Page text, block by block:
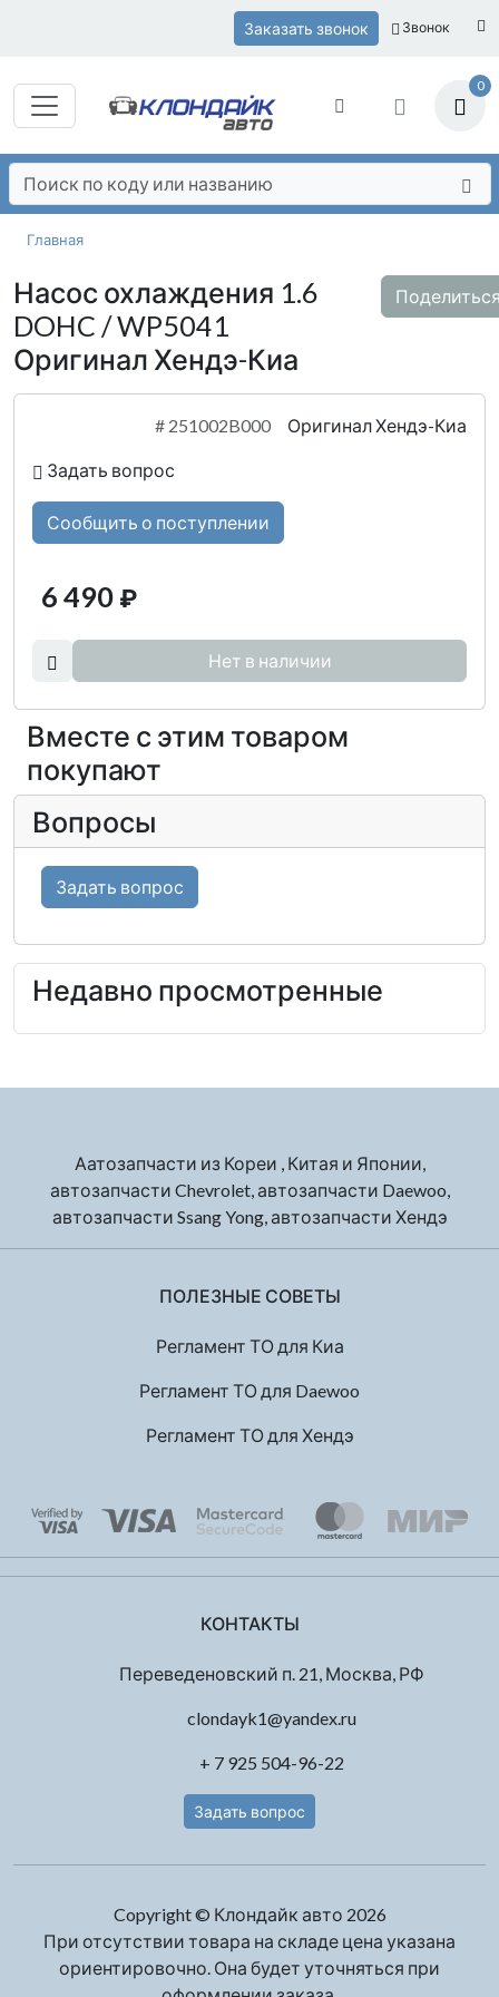
Заказать звонок Звонок
0
Главная
Насос охлаждения 1.6
DOHC / WP5041
Оригинал Хендэ-Киа
# 251002B000 Оригинал Хендэ-Киа
Задать вопрос
Сообщить о поступлении
6 490 ₽
Нет в наличии
Вместе с этим товаром
покупают
Вопросы
Задать вопрос
Недавно просмотренные
Аатозапчасти из Кореи , Китая и Японии,
автозапчасти Chevrolet, автозапчасти Daewoo,
автозапчасти Ssang Yong, автозапчасти Хендэ
ПОЛЕЗНЫЕ СОВЕТЫ
Регламент ТО для Киа
Регламент ТО для Daewoo
Регламент ТО для Хендэ
КОНТАКТЫ
Переведеновский п. 21, Москва, РФ
clondayk1@yandex.ru
+ 7 925 504-96-22
Задать вопрос
Copyright © Клондайк авто 2026
При отсутствии товара на складе цена указана
ориентировочно. Она будет уточняться при